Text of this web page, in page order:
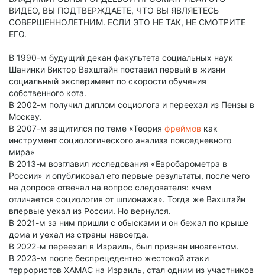
ВИДЕО, ВЫ ПОДТВЕРЖДАЕТЕ, ЧТО ВЫ ЯВЛЯЕТЕСЬ
СОВЕРШЕННОЛЕТНИМ. ЕСЛИ ЭТО НЕ ТАК, НЕ СМОТРИТЕ
ЕГО.
В 1990-м будущий декан факультета социальных наук
Шанинки Виктор Вахштайн поставил первый в жизни
социальный эксперимент по скорости обучения
собственного кота.
В 2002-м получил диплом социолога и переехал из Пензы в
Москву.
В 2007-м защитился по теме «Теория фреймов как
инструмент социологического анализа повседневного
мира»
В 2013-м возглавил исследования «Евробарометра в
России» и опубликовал его первые результаты, после чего
на допросе отвечал на вопрос следователя: «чем
отличается социология от шпионажа». Тогда же Вахштайн
впервые уехал из России. Но вернулся.
В 2021-м за ним пришли с обысками и он бежал по крыше
дома и уехал из страны навсегда.
В 2022-м переехал в Израиль, был признан иноагентом.
В 2023-м после беспрецедентно жестокой атаки
террористов ХАМАС на Израиль, стал одним из участников